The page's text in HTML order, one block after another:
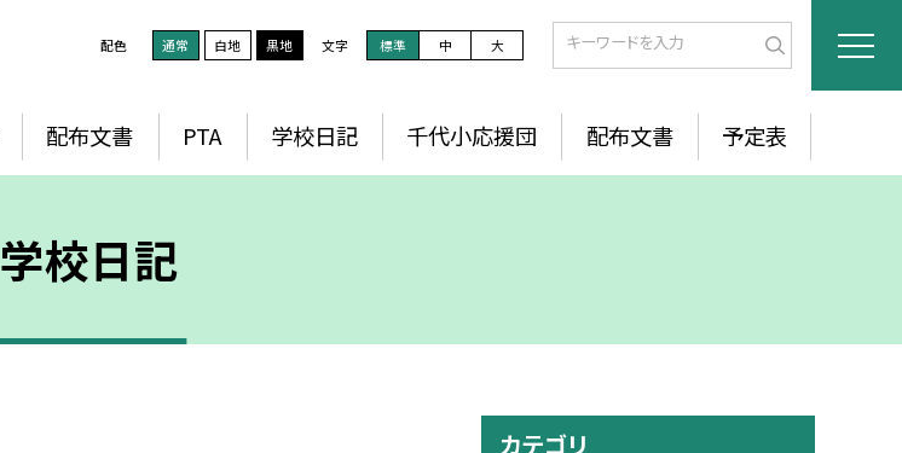
配色 通常 白地 黒地 文字 標準 中 大
配布文書 PTA 学校日記 千代小応援団 配布文書 予定表
学校日記
カテゴリ